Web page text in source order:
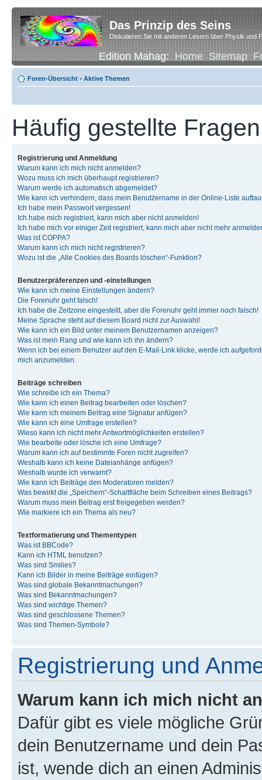
Das Prinzip des Seins
Diskutieren Sie mit anderen Lesern über Physik und
Edition Mahag:Home Sitemap
Foren-Übersicht • Aktive Themen
Häufig gestellte Fragen
Registrierung und Anmeldung
Warum kann ich mich nicht anmelden?
Wozu muss ich mich überhaupt registrieren?
Warum werde ich automatisch abgemeldet?
Wie kann ich verhindern, dass mein Benutzername in der Online-Liste
Ich habe mein Passwort vergessen!
Ich habe mich registriert, kann mich aber nicht anmelden!
Ich habe mich vor einiger Zeit registriert, kann mich aber nicht mehr
Was ist COPPA?
Warum kann ich mich nicht registrieren?
Wozu ist die „Alle Cookies des Boards löschen“-Funktion?
Benutzerpräferenzen und -einstellungen
Wie kann ich meine Einstellungen ändern?
Die Forenuhr geht falsch!
Ich habe die Zeitzone eingestellt, aber die Forenuhr geht immer noch falsch!
Meine Sprache steht auf diesem Board nicht zur Auswahl!
Wie kann ich ein Bild unter meinem Benutzernamen anzeigen?
Was ist mein Rang und wie kann ich ihn ändern?
Wenn ich bei einem Benutzer auf den E-Mail-Link klicke, werde ich
mich anzumelden.
Beiträge schreiben
Wie schreibe ich ein Thema?
Wie kann ich einen Beitrag bearbeiten oder löschen?
Wie kann ich meinem Beitrag eine Signatur anfügen?
Wie kann ich eine Umfrage erstellen?
Wieso kann ich nicht mehr Antwortmöglichkeiten erstellen?
Wie bearbeite oder lösche ich eine Umfrage?
Warum kann ich auf bestimmte Foren nicht zugreifen?
Weshalb kann ich keine Dateianhänge anfügen?
Weshalb wurde ich verwarnt?
Wie kann ich Beiträge den Moderatoren melden?
Was bewirkt die „Speichern“-Schaltfläche beim Schreiben eines Beitrags?
Warum muss mein Beitrag erst freigegeben werden?
Wie markiere ich ein Thema als neu?
Textformatierung und Thementypen
Was ist BBCode?
Kann ich HTML benutzen?
Was sind Smilies?
Kann ich Bilder in meine Beiträge einfügen?
Was sind globale Bekanntmachungen?
Was sind Bekanntmachungen?
Was sind wichtige Themen?
Was sind geschlossene Themen?
Was sind Themen-Symbole?
Registrierung und
Warum kann ich mich nicht
Dafür gibt es viele mögliche
dein Benutzername und dein
ist, wende dich an einen